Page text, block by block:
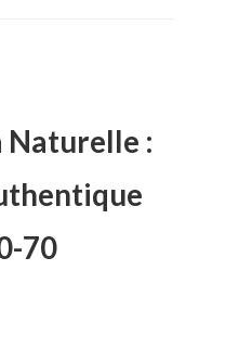
Naturelle :
70